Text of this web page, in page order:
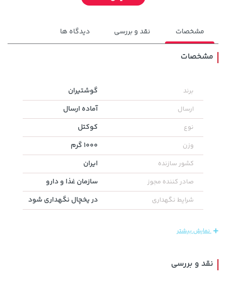
141,000 تومان
165,900
1,509,000 تومان
1,959,000
مشخصات نقد و بررسی دیدگاه ها
مشخصات
برند گوشتیران
ارسال آماده ارسال
نوع کوکتل
وزن 1000 گرم
کشور سازنده ایران
صادر کننده مجوز سازمان غذا و دارو
شرایط نگهداری در یخچال نگهداری شود
نمایش بیشتر
نقد و بررسی